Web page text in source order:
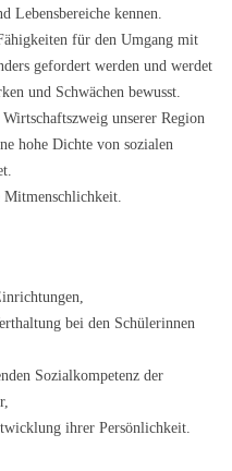
Lebensbereiche kennen.
für den Umgang mit
gefordert werden und werdet
und Schwächen bewusst.
unserer Region
hohe Dichte von sozialen
bei den Schülerinnen
Sozialkompetenz der
ihrer Persönlichkeit.